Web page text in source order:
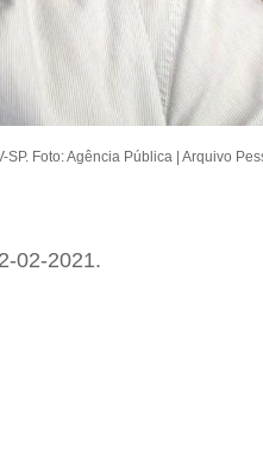
Foto: Agência Pública | Arquivo
02-2021.